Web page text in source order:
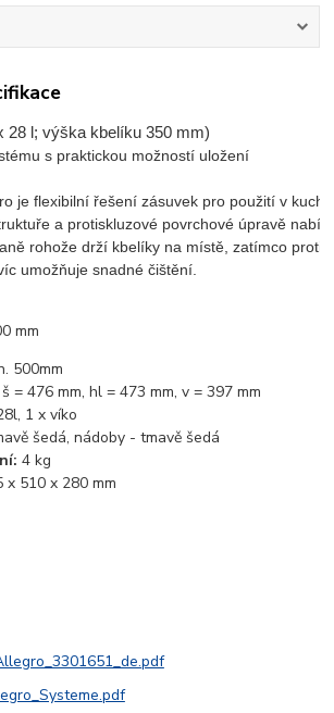
28 l; výška kbelíku 350 mm)
s praktickou možností uložení
je flexibilní řešení zásuvek pro použití v
a protiskluzové povrchové úpravě
rohože drží kbelíky na místě, zatímco
umožňuje snadné čištění.
mm
500mm
š = 476 mm, hl = 473 mm, v = 397 mm
1 x víko
šedá, nádoby - tmavě šedá
4 kg
x 510 x 280 mm